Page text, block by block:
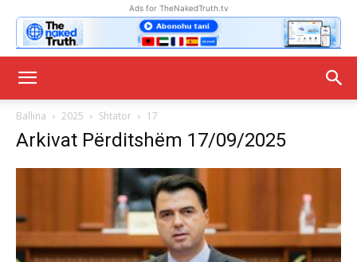
Ads for TheNakedTruth.tv
Ballina 2025 Shtator 17
Arkivat Përditshëm 17/09/2025